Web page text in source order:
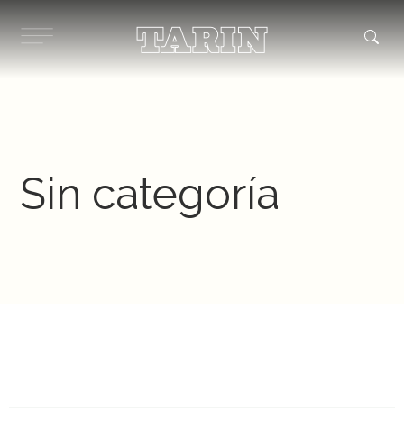
contenido
Sin categoría